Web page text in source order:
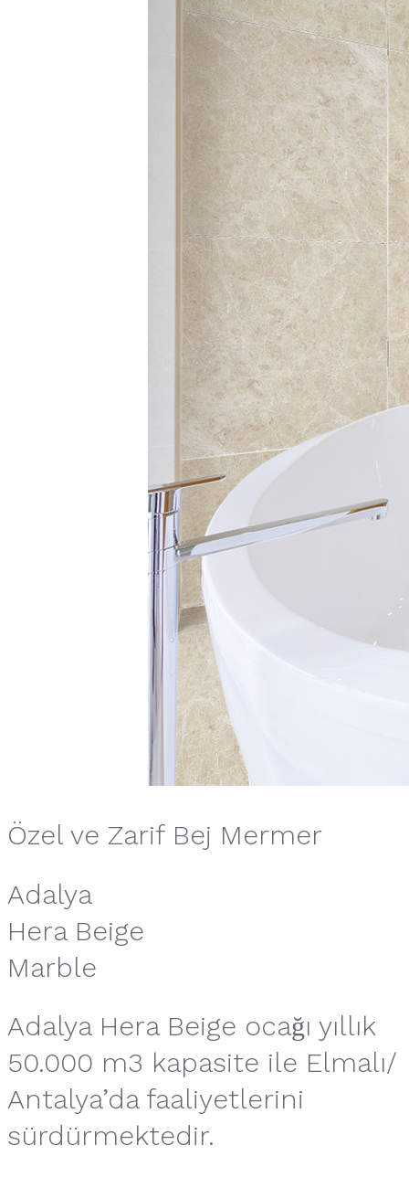
Özel ve Zarif Bej Mermer
Adalya
Hera Beige
Marble
Adalya Hera Beige ocağı yıllık
50.000 m3 kapasite ile Elmalı/
Antalya’da faaliyetlerini
sürdürmektedir.